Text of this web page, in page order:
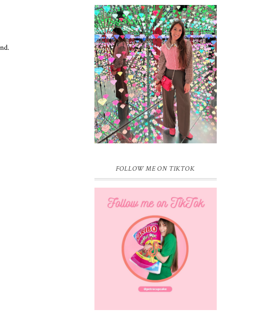
16 JAAR SPRINKLES ON A
CUPCAKE
Vandaag is het weer zo’n moment waarop
ik even bewust op de pauzeknop duw, want
Sprinkles on a Cupcake bestaat 16 jaar.
Zestien. Dat blijft ...
FOLLOW ME ON TIKTOK